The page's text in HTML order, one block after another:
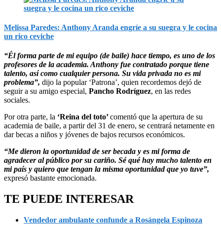
Melissa Paredes: Anthony Aranda engríe a su suegra y le cocina
un rico ceviche
“Él forma parte de mi equipo (de baile) hace tiempo, es uno de los
profesores de la academia. Anthony fue contratado porque tiene
talento, así como cualquier persona. Su vida privada no es mi
problema”, dijo la popular ‘Patrona’, quien recordemos dejó de
seguir a su amigo especial, Pancho Rodríguez, en las redes
sociales.
Por otra parte, la ‘Reina del toto’comentó que la apertura de su
academia de baile, a partir del 31 de enero, se centrará netamente en
dar becas a niños y jóvenes de bajos recursos económicos.
“Me dieron la oportunidad de ser becada y es mi forma de
agradecer al público por su cariño. Sé qué hay mucho talento en
mi país y quiero que tengan la misma oportunidad que yo tuve”,
expresó bastante emocionada.
TE PUEDE INTERESAR
Vendedor ambulante confunde a Rosángela Espinoza